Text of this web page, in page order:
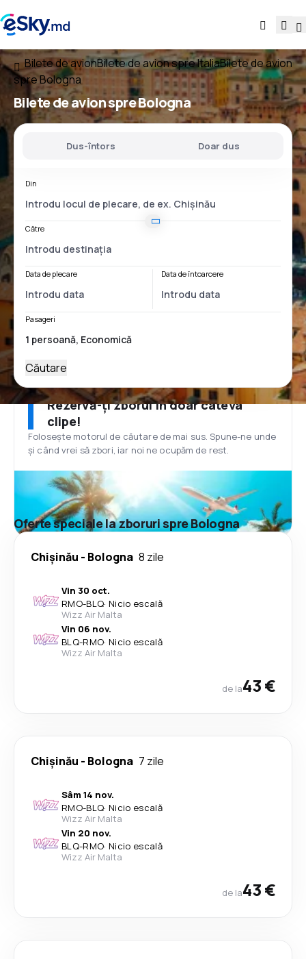
Bilete de avionBilete de avion spre ItaliaBilete de avion
spre Bologna
Bilete de avion spre Bologna
Dus-întors Doar dus
Din
Către
Data de plecare Data de întoarcere
Pasageri
Căutare
Rezervă-ți zborul în doar câteva
clipe!
Folosește motorul de căutare de mai sus. Spune-ne unde
și când vrei să zbori, iar noi ne ocupăm de rest.
Oferte speciale la zboruri spre Bologna
Chişinău - Bologna 8 zile
Vin 30 oct.
RMO-BLQ· Nicio escală
Wizz Air Malta
Vin 06 nov.
BLQ-RMO· Nicio escală
Wizz Air Malta
de la43 €
Chişinău - Bologna 7 zile
Sâm 14 nov.
RMO-BLQ· Nicio escală
Wizz Air Malta
Vin 20 nov.
BLQ-RMO· Nicio escală
Wizz Air Malta
de la43 €